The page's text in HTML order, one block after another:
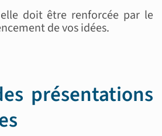
doit être renforcée par le
de vos idées.
présentations